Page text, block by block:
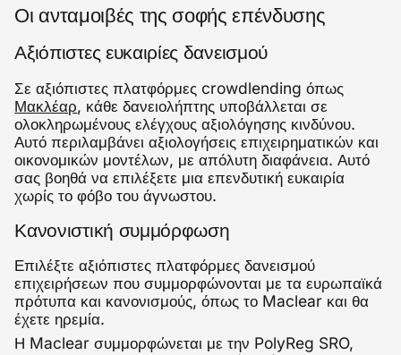
Οι ανταμοιβές της σοφής επένδυσης
Αξιόπιστες ευκαιρίες δανεισμού
Σε αξιόπιστες πλατφόρμες crowdlending όπως
Μακλέαρ, κάθε δανειολήπτης υποβάλλεται σε
ολοκληρωμένους ελέγχους αξιολόγησης κινδύνου.
Αυτό περιλαμβάνει αξιολογήσεις επιχειρηματικών και
οικονομικών μοντέλων, με απόλυτη διαφάνεια. Αυτό
σας βοηθά να επιλέξετε μια επενδυτική ευκαιρία
χωρίς το φόβο του άγνωστου.
Κανονιστική συμμόρφωση
Επιλέξτε αξιόπιστες πλατφόρμες δανεισμού
επιχειρήσεων που συμμορφώνονται με τα ευρωπαϊκά
πρότυπα και κανονισμούς, όπως το Maclear και θα
έχετε ηρεμία.
Η Maclear συμμορφώνεται με την PolyReg SRO,